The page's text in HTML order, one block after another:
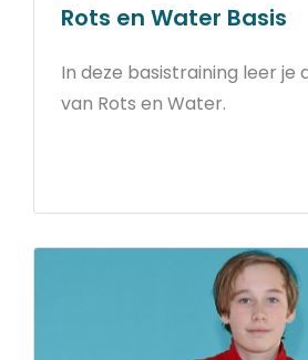
Rots en Water Basis
In deze basistraining leer je
van Rots en Water.